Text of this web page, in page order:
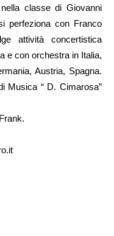
classe di Giovanni
perfeziona con Franco
attività concertistica
e con orchestra in Italia,
Austria, Spagna.
Musica “ D. Cimarosa”